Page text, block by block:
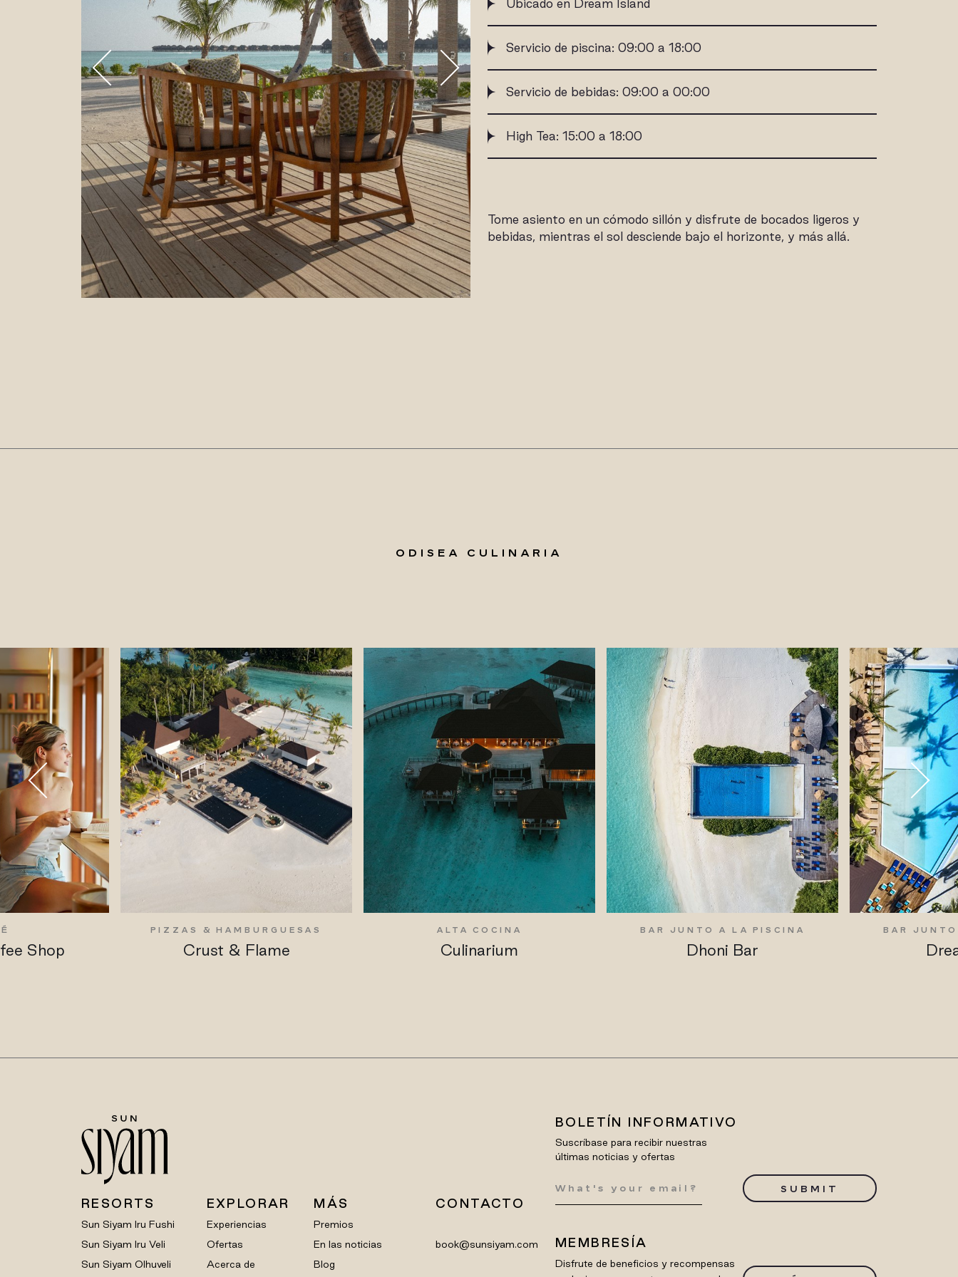
Ubicado en Dream Island
Servicio de piscina: 09:00 a 18:00
Servicio de bebidas: 09:00 a 00:00
High Tea: 15:00 a 18:00
Tome asiento en un cómodo sillón y disfrute de bocados ligeros y
bebidas, mientras el sol desciende bajo el horizonte, y más allá.
ODISEA CULINARIA
Shop
PIZZAS & HAMBURGUESAS
Crust & Flame
ALTA COCINA
Culinarium
BAR JUNTO A LA PISCINA
Dhoni Bar
BAR
RESORTS
Sun Siyam Iru Fushi
Sun Siyam Iru Veli
Sun Siyam Olhuveli
EXPLORAR
Experiencias
Ofertas
Acerca de
MÁS
Premios
En las noticias
Blog
CONTACTO
book@sunsiyam.com
BOLETÍN INFORMATIVO
Suscríbase para recibir nuestras
últimas noticias y ofertas
SUBMIT
MEMBRESÍA
Disfrute de beneficios y recompensas